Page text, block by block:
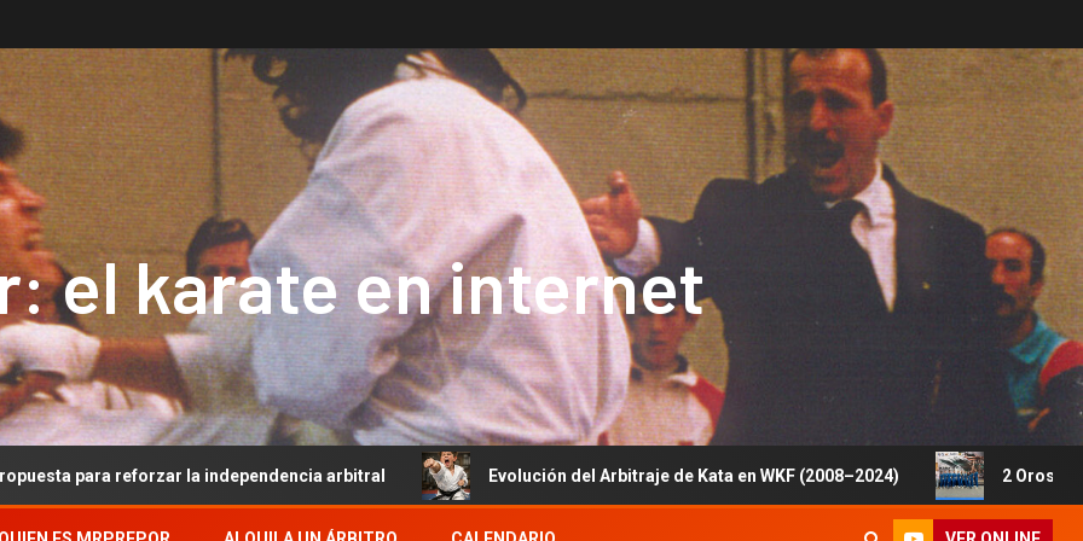
el karate en internet
la independencia arbitral Evolución del Arbitraje de Kata en WKF (2008–2024) 2 Oros, 1 Plata y 5